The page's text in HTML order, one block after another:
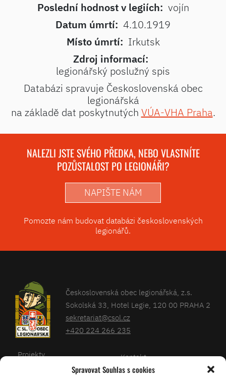
Spravovat Souhlas s cookies
Poslední hodnost v legiích: vojín
Datum úmrtí: 4.10.1919
Místo úmrtí: Irkutsk
Zdroj informací:
legionářský poslužný spis
Databázi spravuje Československá obec
legionářská
na základě dat poskytnutých VÚA-VHA Praha.
NALEZLI JSTE SVÉHO PŘEDKA, NEBO VLASTNÍTE
POZŮSTALOST PO LEGIONÁŘI?
NAPIŠTE NÁM
Pomozte nám budovat databázi československých
legionářů.
Československá obec legionářská, z.s.
Sokolská 33, Hotel Legie, 120 00 PRAHA 2
sekretariat@csol.cz
+420 224 266 235
Projekty
Kontakt
Databáze legionářů